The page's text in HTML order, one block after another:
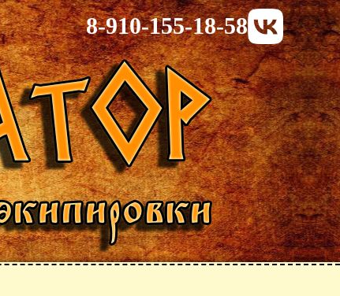
8-910-155-18-58